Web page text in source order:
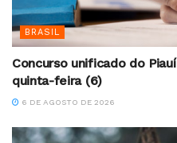
BRASIL
Concurso unificado do
quinta-feira (6)
6 DE AGOSTO DE 2026